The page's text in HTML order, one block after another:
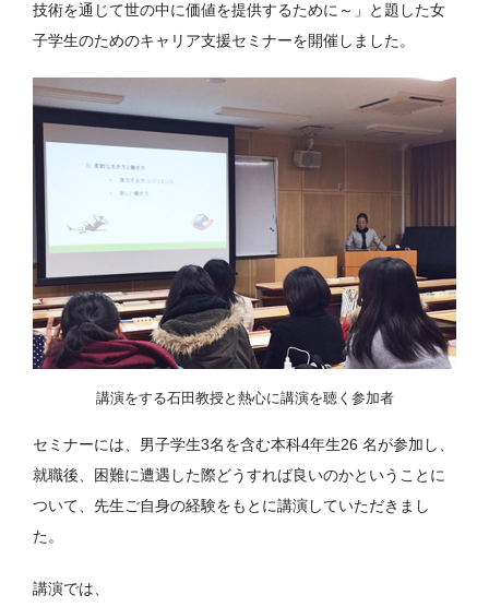
技術を通じて世の中に価値を提供するために～」と題した女
子学生のためのキャリア支援セミナーを開催しました。
講演をする石田教授と熱心に講演を聴く参加者
セミナーには、男子学生3名を含む本科4年生26 名が参加し、
就職後、困難に遭遇した際どうすれば良いのかということに
ついて、先生ご自身の経験をもとに講演していただきまし
た。
講演では、